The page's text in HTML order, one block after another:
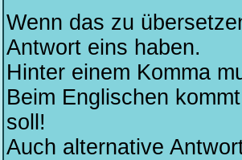
Wenn das zu
Antwort eins haben.
Hinter einem Komma
Beim Englischen
soll!
Auch alternative